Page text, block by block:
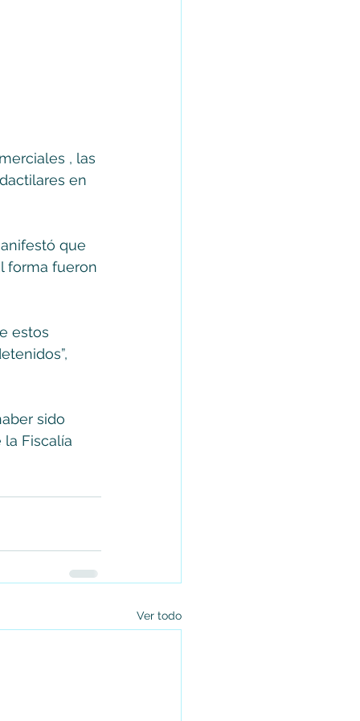
, las
en
que
forma fueron
estos
sido
Fiscalía
Ver todo